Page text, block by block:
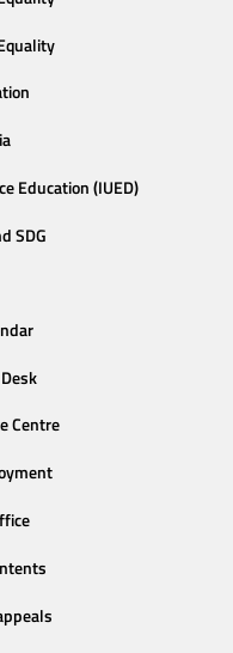
Education (IUED)
SDG
Centre